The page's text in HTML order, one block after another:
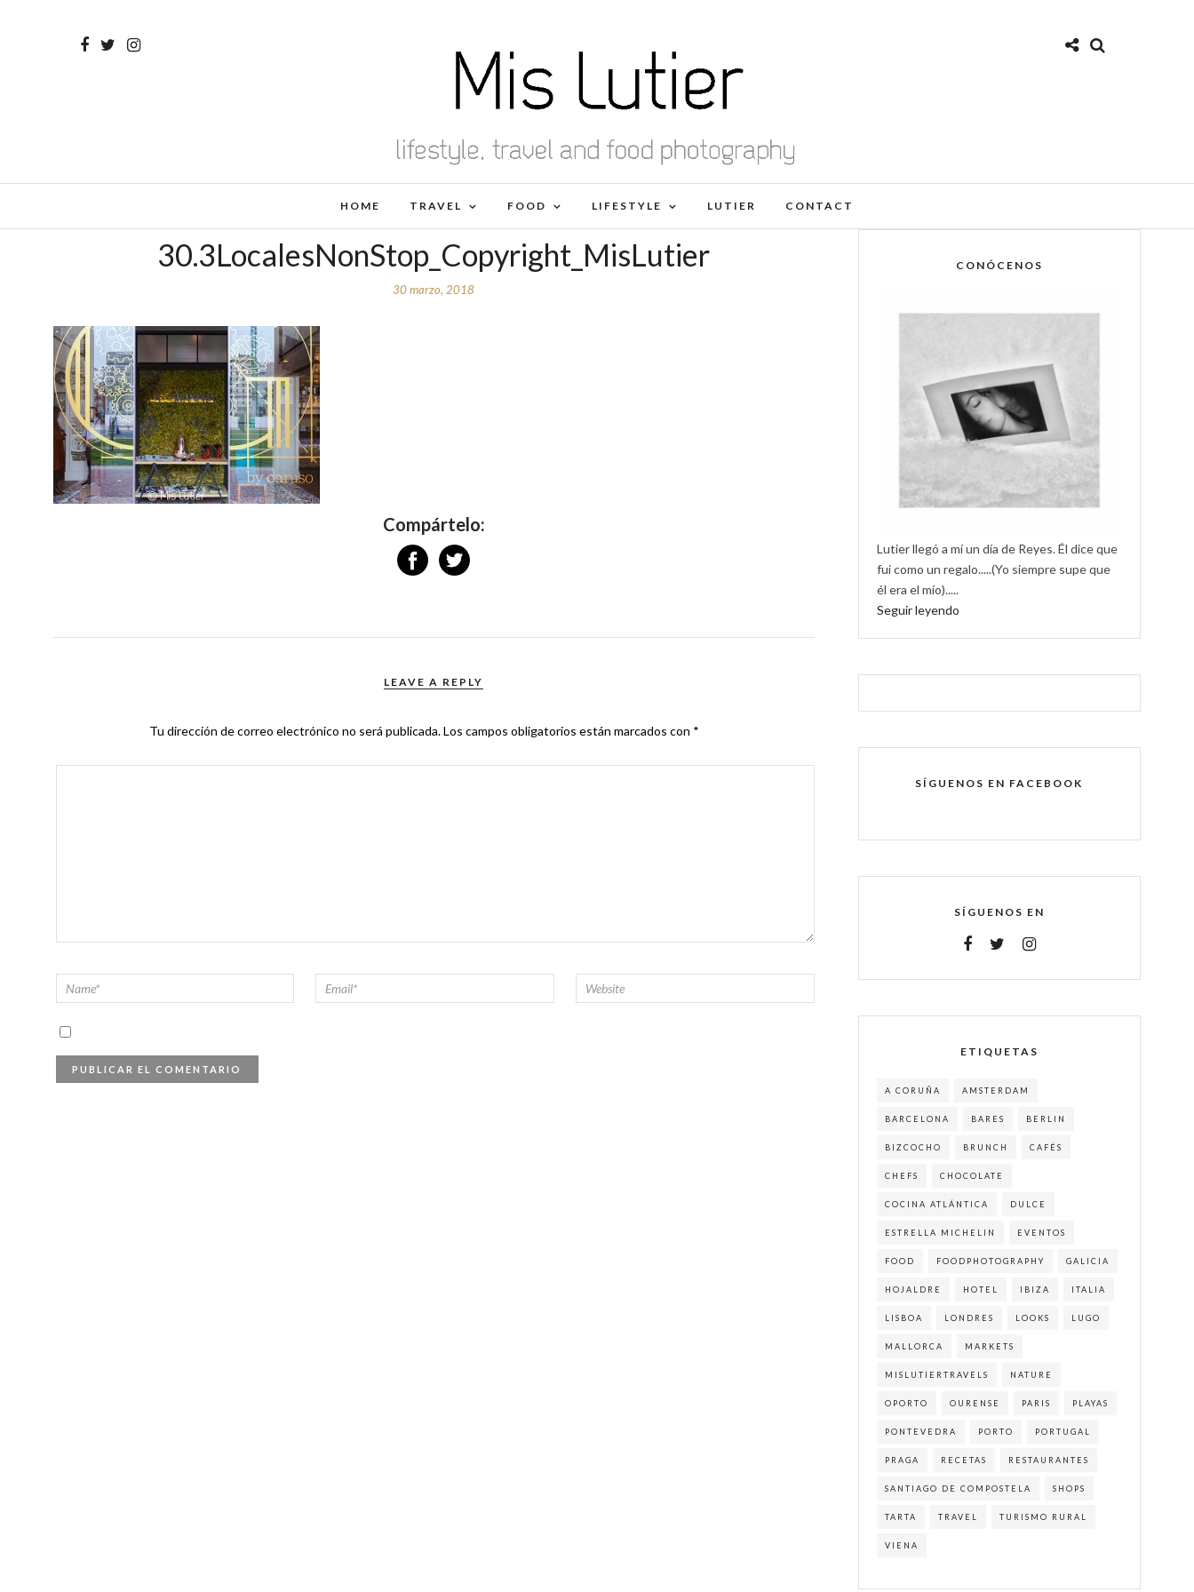
HOME TRAVEL FOOD LIFESTYLE LUTIER CONTACT
30.3LocalesNonStop_Copyright_MisLutier
30 marzo, 2018
Compártelo:
LEAVE A REPLY
Tu dirección de correo electrónico no será publicada.Los campos obligatorios están marcados con *
CONÓCENOS
Lutier llegó a mí un día de Reyes. Él dice que
fui como un regalo.....(Yo siempre supe que
él era el mío).....
Seguir leyendo
SÍGUENOS EN FACEBOOK
SÍGUENOS EN
ETIQUETAS
A CORUÑA AMSTERDAM
BARCELONA BARES BERLIN
BIZCOCHO BRUNCH CAFÉS
CHEFS CHOCOLATE
COCINA ATLÁNTICA DULCE
ESTRELLA MICHELIN EVENTOS
FOOD FOODPHOTOGRAPHY GALICIA
HOJALDRE HOTEL IBIZA ITALIA
LISBOA LONDRES LOOKS LUGO
MALLORCA MARKETS
MISLUTIERTRAVELS NATURE
OPORTO OURENSE PARIS PLAYAS
PONTEVEDRA PORTO PORTUGAL
PRAGA RECETAS RESTAURANTES
SANTIAGO DE COMPOSTELA SHOPS
TARTA TRAVEL TURISMO RURAL
VIENA